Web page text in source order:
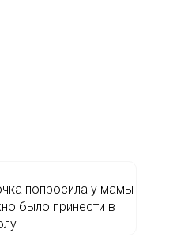
попросила у мамы
было принести в